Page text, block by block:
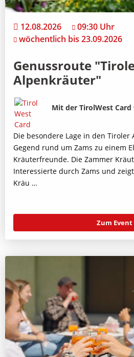
12.08.2026
09:30 Uhr
wöchentlich bis 23.09.2026
Genussroute
Alpenkräuter"
Bild
Beschreibung
Mit der TirolWest Card
Die besondere Lage in den Tiroler
Gegend rund um Zams zu einem
Kräuterfreunde. Die Zammer
Interessierte durch Zams und
Kräu …
Zum Event